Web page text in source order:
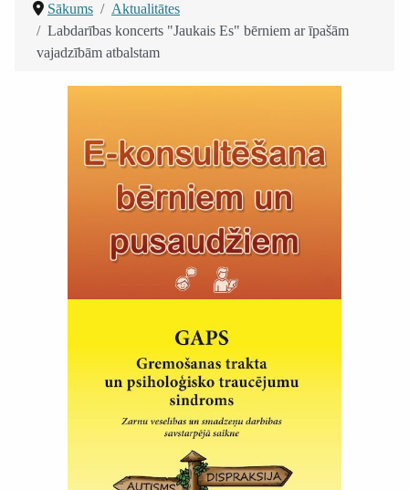
Sākums
Aktualitātes
Labdarības koncerts "Jaukais Es" bērniem ar īpašām
vajadzībām atbalstam